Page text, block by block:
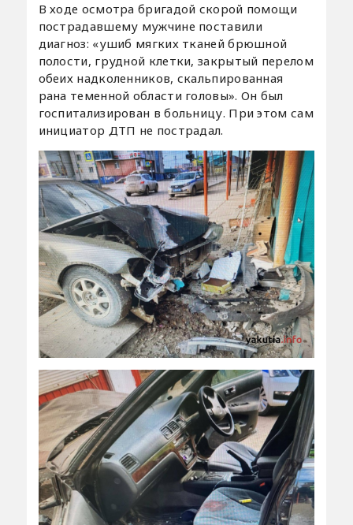
В ходе осмотра бригадой скорой помощи
пострадавшему мужчине поставили
диагноз: «ушиб мягких тканей брюшной
полости, грудной клетки, закрытый перелом
обеих надколенников, скальпированная
рана теменной области головы». Он был
госпитализирован в больницу. При этом сам
инициатор ДТП не пострадал.